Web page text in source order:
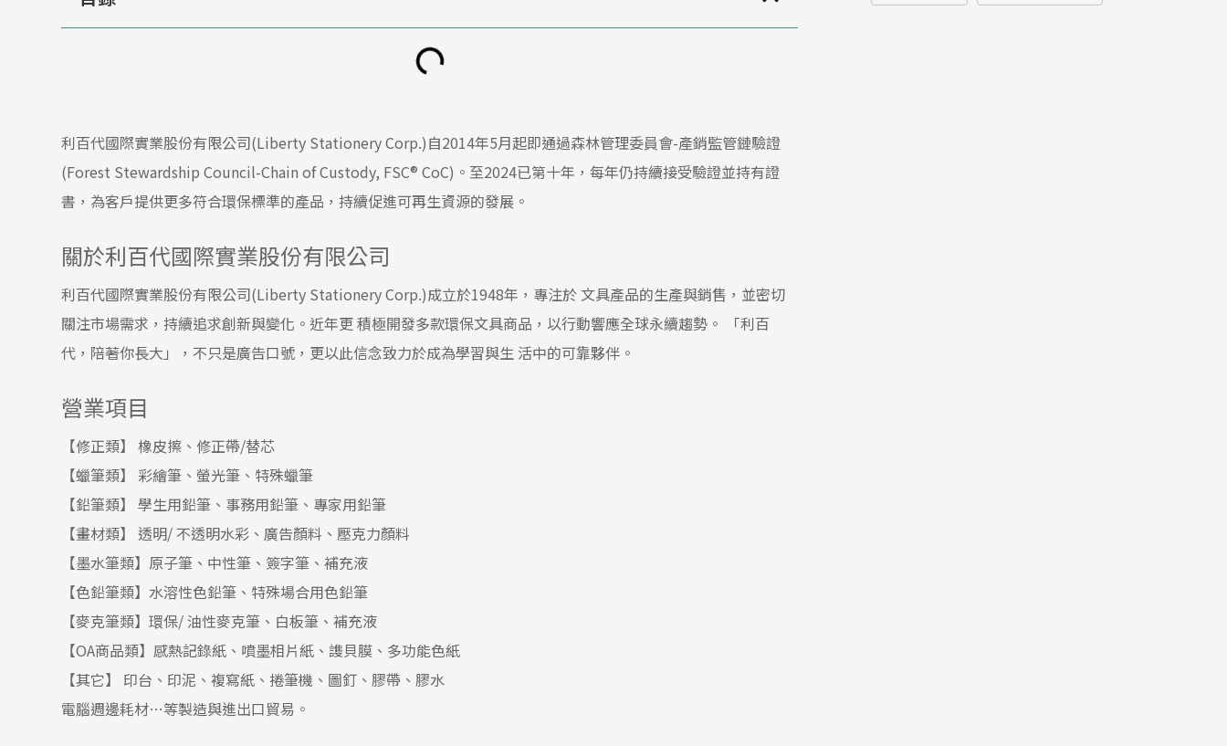
利百代國際實業股份有限公司(Liberty Stationery Corp.)自2014年5月起即通過森林管理委員會-產銷監管鏈驗證
(Forest Stewardship Council-Chain of Custody, FSC® CoC)。至2024已第十年，每年仍持續接受驗證並持有證
書，為客戶提供更多符合環保標準的產品，持續促進可再生資源的發展。
關於利百代國際實業股份有限公司
利百代國際實業股份有限公司(Liberty Stationery Corp.)成立於1948年，專注於 文具產品的生產與銷售，並密切
關注市場需求，持續追求創新與變化。近年更 積極開發多款環保文具商品，以行動響應全球永續趨勢。 「利百
代，陪著你長大」，不只是廣告口號，更以此信念致力於成為學習與生 活中的可靠夥伴。
營業項目
【修正類】 橡皮擦、修正帶/替芯
【蠟筆類】 彩繪筆、螢光筆、特殊蠟筆
【鉛筆類】 學生用鉛筆、事務用鉛筆、專家用鉛筆
【畫材類】 透明/ 不透明水彩、廣告顏料、壓克力顏料
【墨水筆類】原子筆、中性筆、簽字筆、補充液
【色鉛筆類】水溶性色鉛筆、特殊場合用色鉛筆
【麥克筆類】環保/ 油性麥克筆、白板筆、補充液
【OA商品類】感熱記錄紙、噴墨相片紙、謢貝膜、多功能色紙
【其它】 印台、印泥、複寫紙、捲筆機、圖釘、膠帶、膠水
電腦週邊耗材…等製造與進出口貿易。